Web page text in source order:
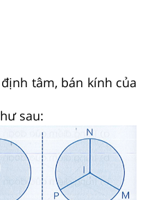
tâm, bán kính của
sau: